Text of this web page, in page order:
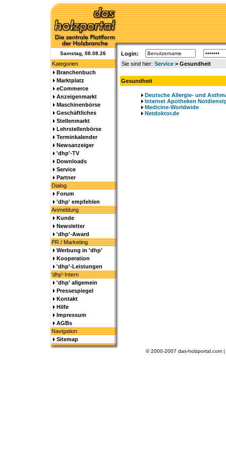
Samstag, 08.08.26
Login:
Kategorien
Sie sind hier: Service> Gesundheit
Branchenbuch
Marktplatz
eCommerce
Anzeigenmarkt
Maschinenbörse
Geschäftliches
Stellenmarkt
Lehrstellenbörse
Terminkalender
Newsanzeiger
'dhp'-TV
Downloads
Service
Partner
Dialog
Forum
'dhp' empfehlen
Anmeldung
Kunde
Newsletter
'dhp'-Award
PR / Marketing
Werbung in 'dhp'
Kooperation
'dhp'-Leistungen
'dhp'-Intern
'dhp' allgemein
Pressespiegel
Kontakt
Hilfe
Impressum
AGBs
Navigation
Sitemap
Gesundheit
Deutsche Allergie- und
Internet Apotheken
Medicine-Worldwide
Netdoktor.de
© 2000-2007 das-holzportal.com |